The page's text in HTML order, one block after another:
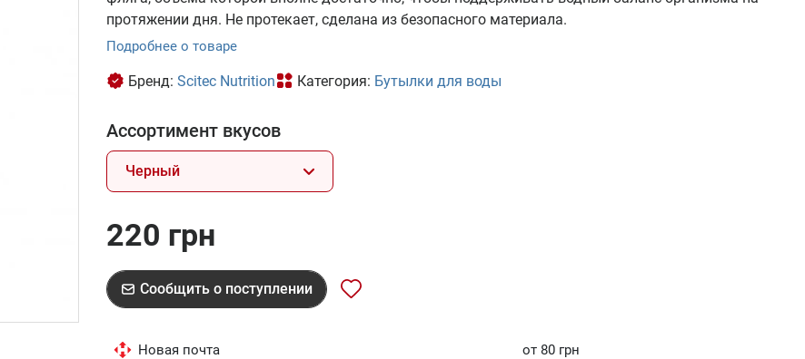
протяжении дня. Не протекает, сделана из безопасного материала.
Подробнее о товаре
Бренд: Scitec Nutrition Категория: Бутылки для воды
Ассортимент вкусов
Черный
220 грн
Сообщить о поступлении
Новая почта от 80 грн